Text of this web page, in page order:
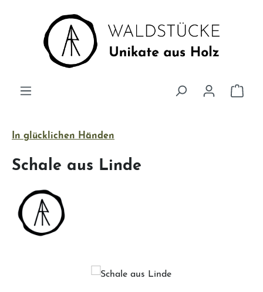
Zum Hauptinhalt springen
In glücklichen Händen
Schale aus Linde
Bildergalerie überspringen